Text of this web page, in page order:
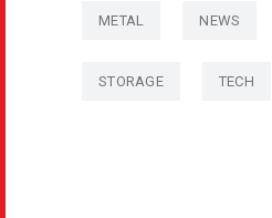
METAL NEWS
STORAGE TECH